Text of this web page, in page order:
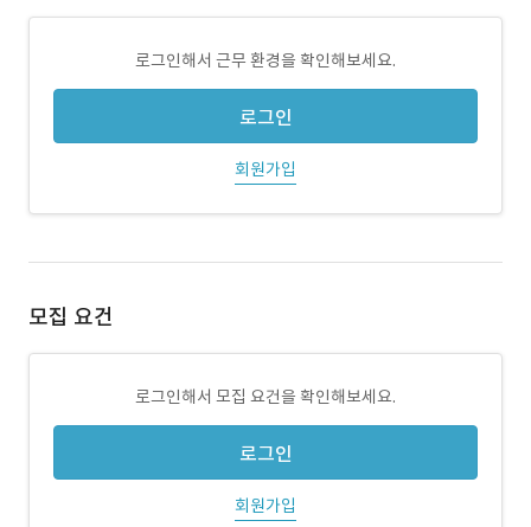
로그인해서 근무 환경을 확인해보세요.
로그인
회원가입
모집 요건
로그인해서 모집 요건을 확인해보세요.
로그인
회원가입